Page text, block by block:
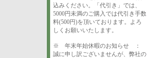
込みください。「代引き」では、
5000円未満のご購入では代引き手数
料(500円)を頂いております。よろ
しくお願いいたします。
※ 年末年始休暇のお知らせ ：
誠に申し訳ございませんが、弊社の